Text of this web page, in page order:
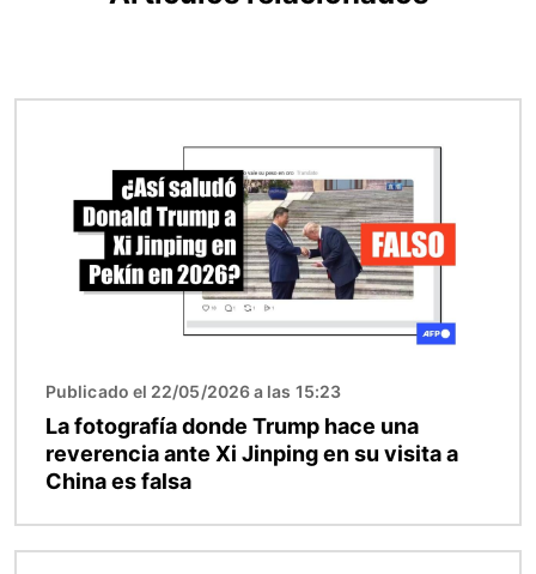
Publicado el 22/05/2026 a las 15:23
La fotografía donde Trump hace una
reverencia ante Xi Jinping en su visita a
China es falsa